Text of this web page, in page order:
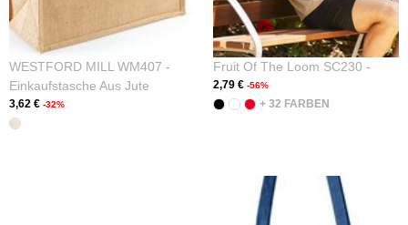
WESTFORD MILL WM407 -
Einkaufstasche Aus Jute
3,62 € -32%
Fruit Of The Loom SC230 -
2,79 € -56%
+ 32 FARBEN